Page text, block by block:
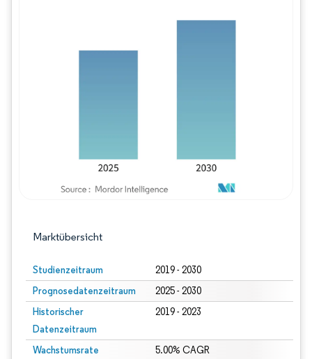
Marktübersicht
Studienzeitraum 2019 - 2030
Prognosedatenzeitraum 2025 - 2030
Historischer
Datenzeitraum
2019 - 2023
Wachstumsrate 5.00% CAGR